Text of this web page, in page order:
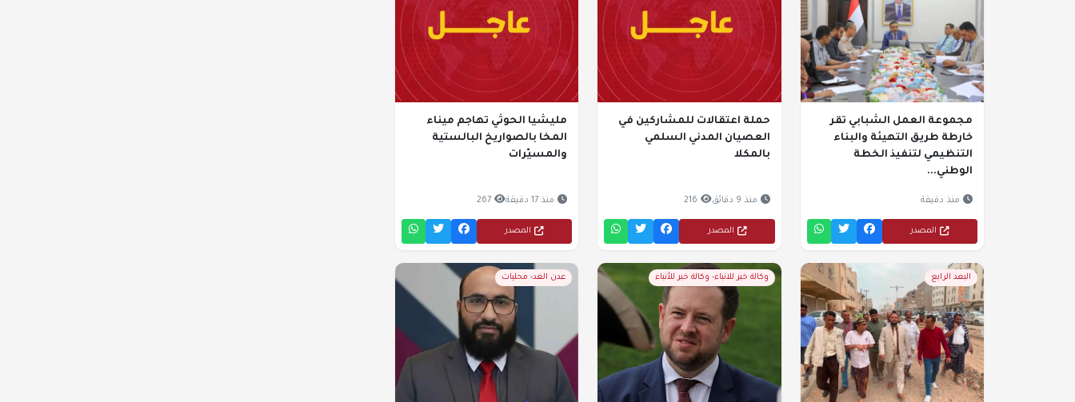
مجموعة العمل الشبابي تقر
خارطة طريق التهيئة والبناء
التنظيمي لتنفيذ الخطة
الوطني...
منذ دقيقة
المصدر
حملة اعتقالات للمشاركين في
العصيان المدني السلمي
بالمكلا
منذ 9 دقائق 216
المصدر
مليشيا الحوثي تهاجم ميناء
المخا بالصواريخ البالستية
والمسيّرات
منذ 17 دقيقة 267
المصدر
البعد الرابع وكالة خبر للانباء- وكالة خبر للأنباء عدن الغد- محليات